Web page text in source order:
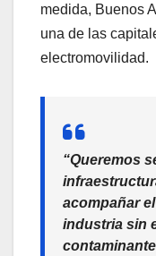
medida, Buenos
una de las
electromovilidad.
“Queremos
acompañar
industria sin